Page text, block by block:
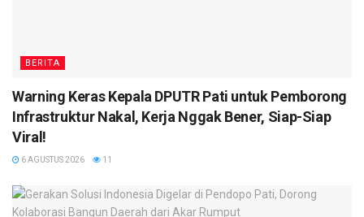
BERITA
Warning Keras Kepala DPUTR Pati untuk Pemborong
Infrastruktur Nakal, Kerja Nggak Bener, Siap-Siap
Viral!
6 AGUSTUS 2026 11